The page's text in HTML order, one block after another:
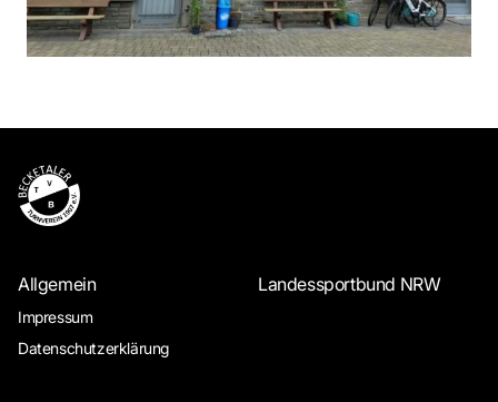
Allgemein
Impressum
Datenschutzerklärung
Landessportbund NRW